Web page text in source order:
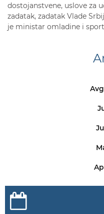
dostojanstvene, uslove za
zadatak, zadatak Vlade
je ministar omladine i